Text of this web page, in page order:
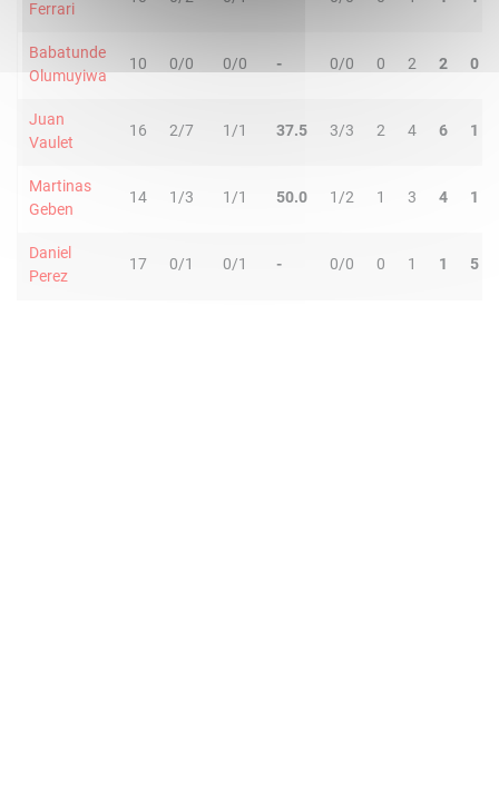
Ferrari
Babatunde
Olumuyiwa
10 0/0 0/0 - 0/0 0 2 2 0
Juan
Vaulet
16 2/7 1/1 37.5 3/3 2 4 6 1
Martinas
Geben
14 1/3 1/1 50.0 1/2 1 3 4 1
Daniel
Perez
17 0/1 0/1 - 0/0 0 1 1 5